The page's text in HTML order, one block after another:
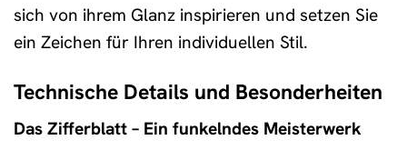
sich von ihrem Glanz inspirieren und setzen Sie
ein Zeichen für Ihren individuellen Stil.
Technische Details und Besonderheiten
Das Zifferblatt – Ein funkelndes Meisterwerk